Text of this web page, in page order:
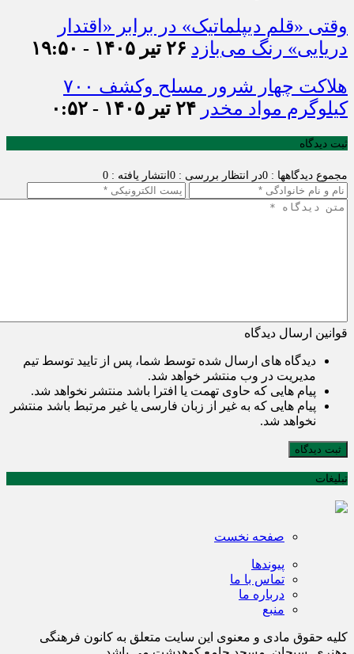
وقتی «قلم دیپلماتیک» در برابر «اقتدار
دریایی» رنگ می‌بازد ۲۶ تیر ۱۴۰۵ - ۱۹:۵۰
هلاکت چهار شرور مسلح وکشف ۷۰۰
کیلوگرم مواد مخدر ۲۴ تیر ۱۴۰۵ - ۰:۵۲
ثبت دیدگاه
مجموع دیدگاهها : 0 در انتظار بررسی : 0 انتشار یافته : 0
قوانین ارسال دیدگاه
دیدگاه های ارسال شده توسط شما، پس از تایید توسط تیم
مدیریت در وب منتشر خواهد شد.
پیام هایی که حاوی تهمت یا افترا باشد منتشر نخواهد شد.
پیام هایی که به غیر از زبان فارسی یا غیر مرتبط باشد منتشر
نخواهد شد.
ثبت دیدگاه
تبلیغات
صفحه نخست
پیوندها
تماس با ما
درباره ما
منبع
کلیه حقوق مادی و معنوی این سایت متعلق به کانون فرهنگی